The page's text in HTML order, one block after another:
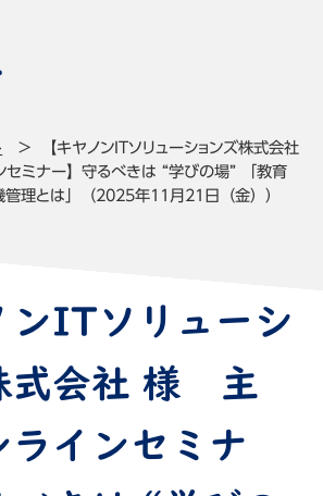
【キヤノンITソリューションズ株式会社
ミナー】守るべきは “学びの場” 「教育
管理とは」（2025年11月21日（金））
ンITソリューシ
式会社 様 主
インセミナ